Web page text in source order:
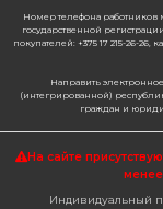
Номер телефона работников
государственной
покупателей: +375 17 215-26-
Направить
(интегрированной)
граждан и
На сайте
менее
Индивидуальный